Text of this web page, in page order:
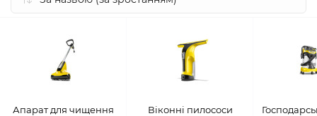
Апарат для чищення
Віконні пилососи